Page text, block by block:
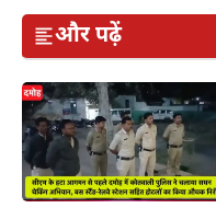
और पढ़ें